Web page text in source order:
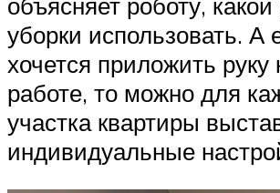
уборки использовать. А
хочется приложить руку
работе, то можно для
участка квартиры
индивидуальные